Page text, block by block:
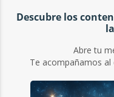
Descubre los
Abre tu
Te acompañamos